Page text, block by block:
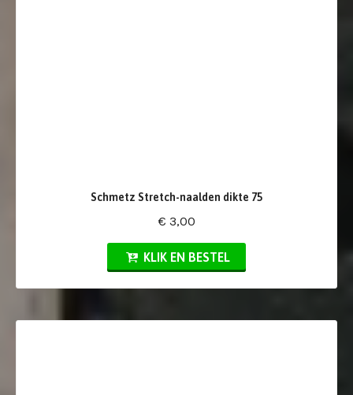
Schmetz Stretch-naalden dikte 75
€ 3,00
KLIK EN BESTEL